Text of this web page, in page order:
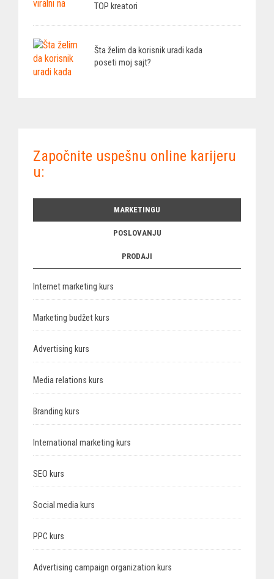
TOP kreatori
Šta želim da korisnik uradi kada
poseti moj sajt?
Započnite uspešnu online karijeru
u:
MARKETINGU
POSLOVANJU
PRODAJI
Internet marketing kurs
Marketing budžet kurs
Advertising kurs
Media relations kurs
Branding kurs
International marketing kurs
SEO kurs
Social media kurs
PPC kurs
Advertising campaign organization kurs